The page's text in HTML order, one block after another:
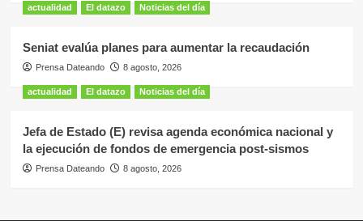
actualidad El datazo Noticias del día
Seniat evalúa planes para aumentar la recaudación
Prensa Dateando 8 agosto, 2026
actualidad El datazo Noticias del día
Jefa de Estado (E) revisa agenda económica nacional y
la ejecución de fondos de emergencia post-sismos
Prensa Dateando 8 agosto, 2026